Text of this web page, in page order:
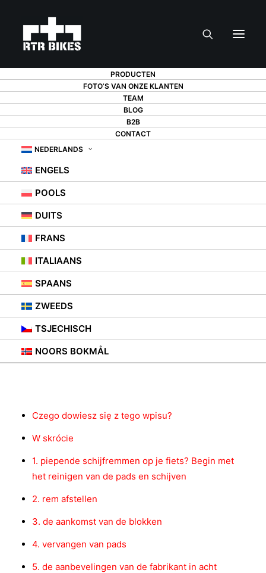
PRODUCTEN
FOTO’S VAN ONZE KLANTEN
TEAM
BLOG
B2B
CONTACT
NEDERLANDS
ENGELS
POOLS
DUITS
FRANS
ITALIAANS
SPAANS
ZWEEDS
TSJECHISCH
NOORS BOKMÅL
5 MANIEREN OM
PIEPENDE
SCHIJFREMMEN OP
JE FIETS TE
KRIJGEN
16 AUGUSTUS 2021
Inhoud
Czego dowiesz się z tego wpisu?
W skrócie
1. piepende schijfremmen op je fiets? Begin met
het reinigen van de pads en schijven
2. rem afstellen
3. de aankomst van de blokken
4. vervangen van pads
5. de aanbevelingen van de fabrikant in acht